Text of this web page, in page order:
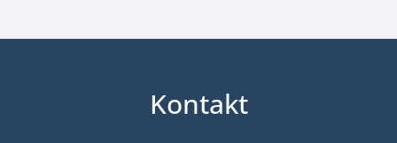
Kontakt